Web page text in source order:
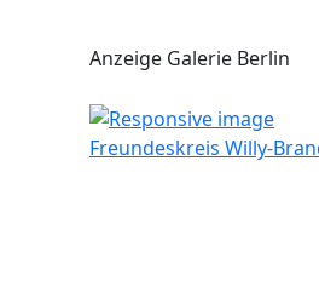
Anzeige Galerie Berlin
Freundeskreis Willy-